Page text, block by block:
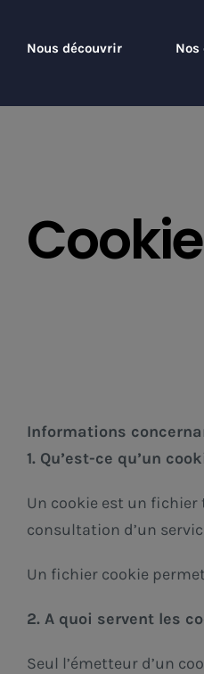
Nous découvrir Nos
Informations
1. Qu’est-ce qu’un
Un cookie est un fichier
consultation d’un
Un fichier cookie
2. A quoi servent les
Seul l’émetteur d’un